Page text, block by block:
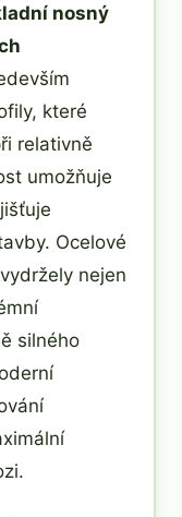
nosný
které
relativně
umožňuje
Ocelové
nejen
silného